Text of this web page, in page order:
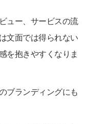
ュー、サービスの流
文面では得られない
を抱きやすくなりま
ブランディングにも